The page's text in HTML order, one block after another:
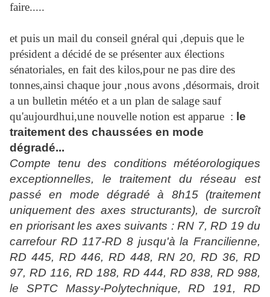
faire.....
et puis un mail du conseil gnéral qui ,depuis que le
président a décidé de se présenter aux élections
sénatoriales, en fait des kilos,pour ne pas dire des
tonnes,ainsi chaque jour ,nous avons ,désormais, droit
a un bulletin météo et a un plan de salage sauf
qu'aujourdhui,une nouvelle notion est apparue : le
traitement des chaussées en mode
dégradé...
Compte tenu des conditions météorologiques
exceptionnelles, le traitement du réseau est
passé en mode dégradé à 8h15 (traitement
uniquement des axes structurants), de surcroît
en priorisant les axes suivants : RN 7, RD 19 du
carrefour RD 117-RD 8 jusqu'à la Francilienne,
RD 445, RD 446, RD 448, RN 20, RD 36, RD
97, RD 116, RD 188, RD 444, RD 838, RD 988,
le SPTC Massy-Polytechnique, RD 191, RD